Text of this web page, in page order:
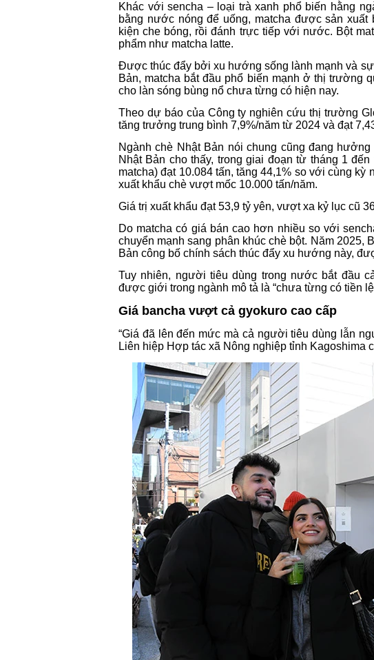
Khác với sencha – loại trà xanh phổ biến hằng
bằng nước nóng để uống, matcha được sản
kiện che bóng, rồi đánh trực tiếp với nước. Bột
phẩm như matcha latte.
Được thúc đẩy bởi xu hướng sống lành mạnh và
Bản, matcha bắt đầu phổ biến mạnh ở thị trường
cho làn sóng bùng nổ chưa từng có hiện nay.
Theo dự báo của Công ty nghiên cứu thị trường
tăng trưởng trung bình 7,9%/năm từ 2024 và đạt
Ngành chè Nhật Bản nói chung cũng đang
Nhật Bản cho thấy, trong giai đoạn từ tháng 1
matcha) đạt 10.084 tấn, tăng 44,1% so với cùng
xuất khẩu chè vượt mốc 10.000 tấn/năm.
Giá trị xuất khẩu đạt 53,9 tỷ yên, vượt xa kỷ lục cũ
Do matcha có giá bán cao hơn nhiều so với
chuyển mạnh sang phân khúc chè bột. Năm 2025,
Bản công bố chính sách thúc đẩy xu hướng này,
Tuy nhiên, người tiêu dùng trong nước bắt đầu
được giới trong ngành mô tả là “chưa từng có tiền
Giá bancha vượt cả gyokuro cao cấp
“Giá đã lên đến mức mà cả người tiêu dùng lẫn
Liên hiệp Hợp tác xã Nông nghiệp tỉnh Kagoshima